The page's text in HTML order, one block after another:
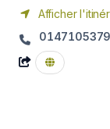
Afficher
0147105379